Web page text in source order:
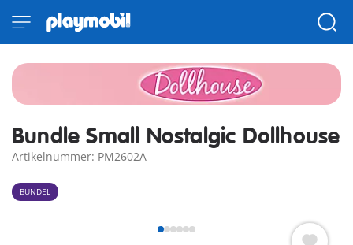
Bundle Small Nostalgic Dollhouse
Artikelnummer: PM2602A
BUNDEL